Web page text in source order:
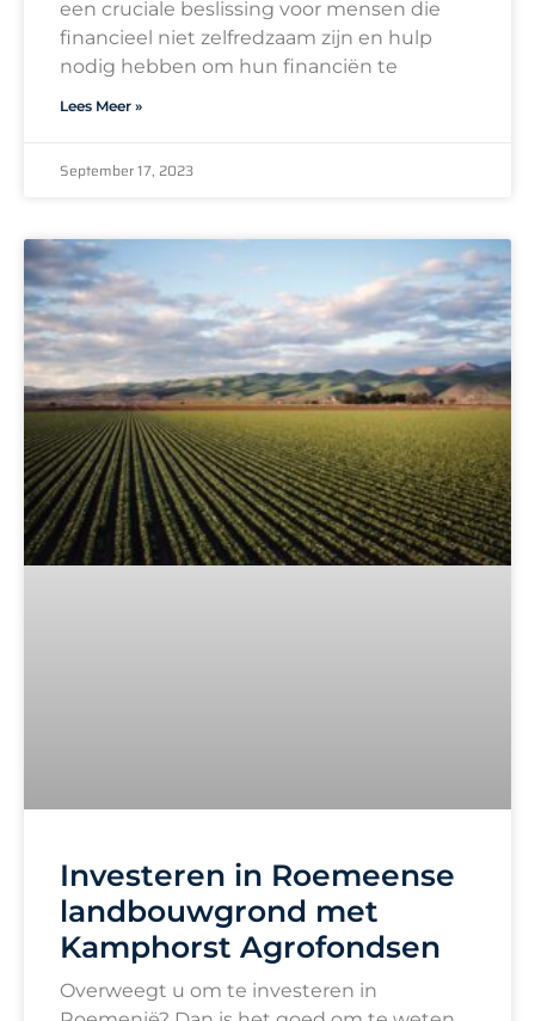
een cruciale beslissing voor mensen die
financieel niet zelfredzaam zijn en hulp
nodig hebben om hun financiën te
Lees Meer »
September 17, 2023
Investeren in Roemeense
landbouwgrond met
Kamphorst Agrofondsen
Overweegt u om te investeren in